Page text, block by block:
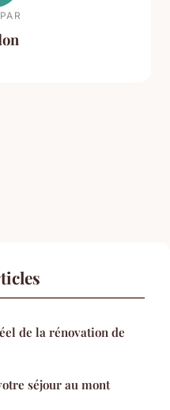
de la rénovation de
séjour au mont